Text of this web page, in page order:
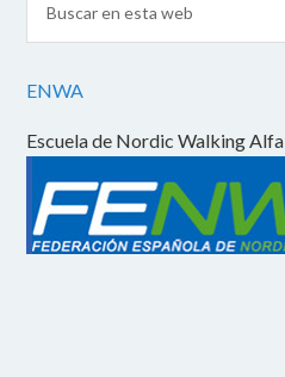
ENWA
Escuela de Nordic Walking Alfa